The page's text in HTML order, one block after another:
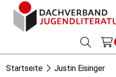
Startseite Justin Eisinger